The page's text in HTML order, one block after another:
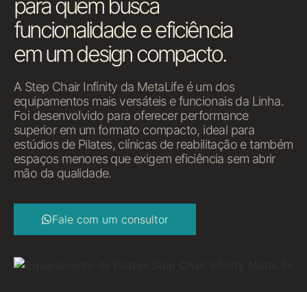
para quem busca
funcionalidade e eficiência
em um design compacto.
A Step Chair Infinity da MetaLife é um dos
equipamentos mais versáteis e funcionais da Linha.
Foi desenvolvido para oferecer performance
superior em um formato compacto, ideal para
estúdios de Pilates, clínicas de reabilitação e também
espaços menores que exigem eficiência sem abrir
mão da qualidade.
Fale com um consultor